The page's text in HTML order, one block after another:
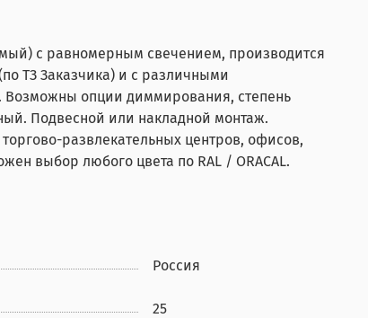
с равномерным свечением, производится
ТЗ Заказчика) и с различными
опции диммирования, степень
Подвесной или накладной монтаж.
развлекательных центров, офисов,
выбор любого цвета по RAL / ORACAL.
Россия
25